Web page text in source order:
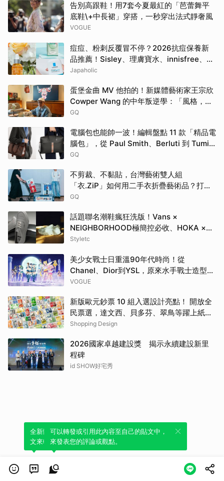
告別高跟鞋！用7套今夏最紅的「芭蕾舞平
底鞋\+中長裙」穿搭，一秒穿出法式靜奢風
VOGUE
痘痘、粉刺反覆冒不停？2026抗痘保養新
品推薦！Sisley、理膚寶水、innisfree、
Bifesta 4大爆款一次看
Japaholic
蛋堡金曲 MV 他拍的！新媒體藝術家王宗欣
Cowper Wang 的中年叛逆學：「風格，是
選擇要留下什麼。」
GQ
電腦包也能帥一波！編輯盤點 11 款「精品電
腦包」，從 Paul Smith、Berluti 到 Tumi
包款通通有！
GQ
不剪裁、不黏貼，台灣藝術雙人組
「衣.ZiP」如何用二手衣折疊藝術品？打破
大眾對舊衣回收的想像
GQ
話題聯名潮鞋瘋狂洗版！Vans ×
NEIGHBORHOOD極簡控必收、HOKA ×
BEAMS根本穿上腳的藝術品
Styletc
美少女戰士日重溫90年代時尚！從
Chanel、Dior到YSL，原來水手戰士造型都
來自伸展台
VOGUE
新版歐元鈔票 10 組入選設計亮點！ 開放全
民票選，達文西、貝多芬、翠鳥等躍上紙鈔
一次看
Shopping Design
2026國家卓越建設獎 揭示永續建設新里
程碑
id SHOW好宅秀
全新體驗！一鍵引用此內容，透過發布貼
文來輕鬆表達個人立場。
可以轉發或引用此內容至自己的貼文中，
來發表您的評論或觀點。